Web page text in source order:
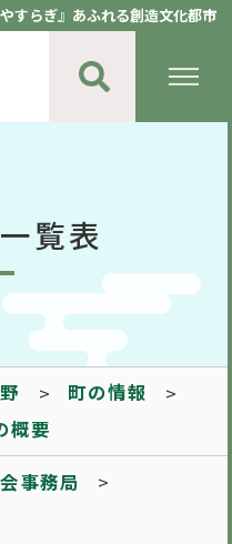
すらぎ』あふれる創造文化都市
覧表
町の情報
概要
事務局